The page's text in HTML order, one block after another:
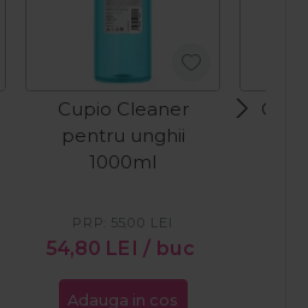
Cupio Cleaner
pentru unghii
1000ml
54,80 LEI / buc
PRP: 55,00 LEI
Adauga in cos